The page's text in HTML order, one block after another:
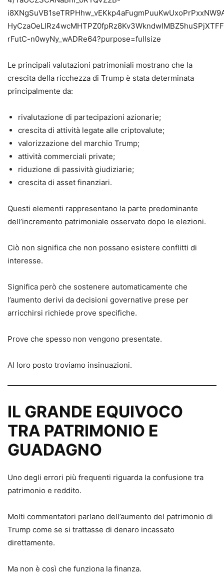
Le principali valutazioni patrimoniali mostrano che la
crescita della ricchezza di Trump è stata determinata
principalmente da:
rivalutazione di partecipazioni azionarie;
crescita di attività legate alle criptovalute;
valorizzazione del marchio Trump;
attività commerciali private;
riduzione di passività giudiziarie;
crescita di asset finanziari.
Questi elementi rappresentano la parte predominante
dell’incremento patrimoniale osservato dopo le elezioni.
Ciò non significa che non possano esistere conflitti di
interesse.
Significa però che sostenere automaticamente che
l’aumento derivi da decisioni governative prese per
arricchirsi richiede prove specifiche.
Prove che spesso non vengono presentate.
Al loro posto troviamo insinuazioni.
IL GRANDE EQUIVOCO
TRA PATRIMONIO E
GUADAGNO
Uno degli errori più frequenti riguarda la confusione tra
patrimonio e reddito.
Molti commentatori parlano dell’aumento del patrimonio di
Trump come se si trattasse di denaro incassato
direttamente.
Ma non è così che funziona la finanza.